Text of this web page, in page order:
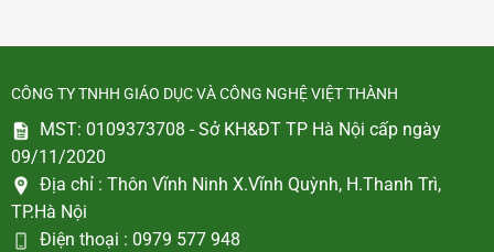
CÔNG TY TNHH GIÁO DỤC VÀ CÔNG NGHỆ VIỆT THÀNH
MST: 0109373708 - Sở KH&ĐT TP Hà Nội cấp ngày
09/11/2020
Địa chỉ : Thôn Vĩnh Ninh X.Vĩnh Quỳnh, H.Thanh Trì,
TP.Hà Nội
Điện thoại : 0979 577 948